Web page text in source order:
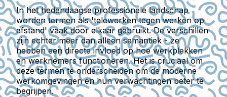
In het hedendaagse professionele landschap
worden termen als 'telewerken tegen werken op
afstand' vaak door elkaar gebruikt. De verschillen
zijn echter meer dan alleen semantiek - ze
hebben een directe invloed op hoe werkplekken
en werknemers functioneren. Het is cruciaal om
deze termen te onderscheiden om de moderne
werkomgevingen en hun verwachtingen beter te
begrijpen.